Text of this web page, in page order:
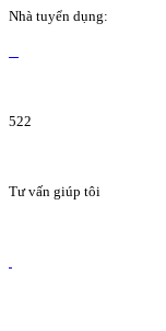
Nhà tuyển dụng:
522
Tư vấn giúp tôi